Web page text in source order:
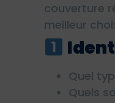
couverture
meilleur
Quel
Quels